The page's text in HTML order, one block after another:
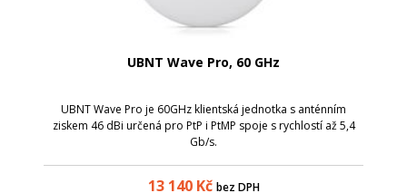
UBNT Wave Pro, 60 GHz
UBNT Wave Pro je 60GHz klientská jednotka s anténním
ziskem 46 dBi určená pro PtP i PtMP spoje s rychlostí až 5,4
Gb/s.
13 140Kč bez DPH